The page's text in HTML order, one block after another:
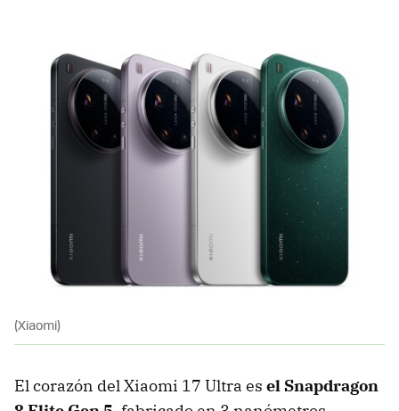
(Xiaomi)
El corazón del Xiaomi 17 Ultra es el Snapdragon